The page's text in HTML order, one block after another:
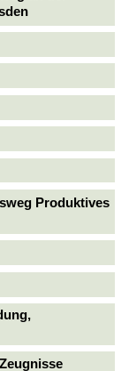
Produktives